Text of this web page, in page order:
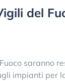
del
saranno
impianti per